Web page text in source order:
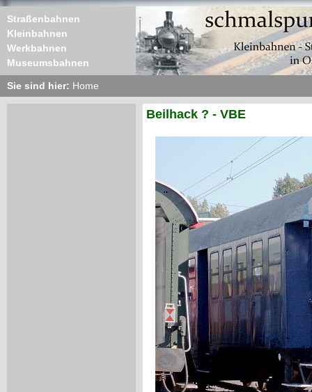
Straßenbahnen
Kleinbahnen
Werkbahnen
Museumsbahnen
Sie sind hier: Home
Beilhack ? - VBE